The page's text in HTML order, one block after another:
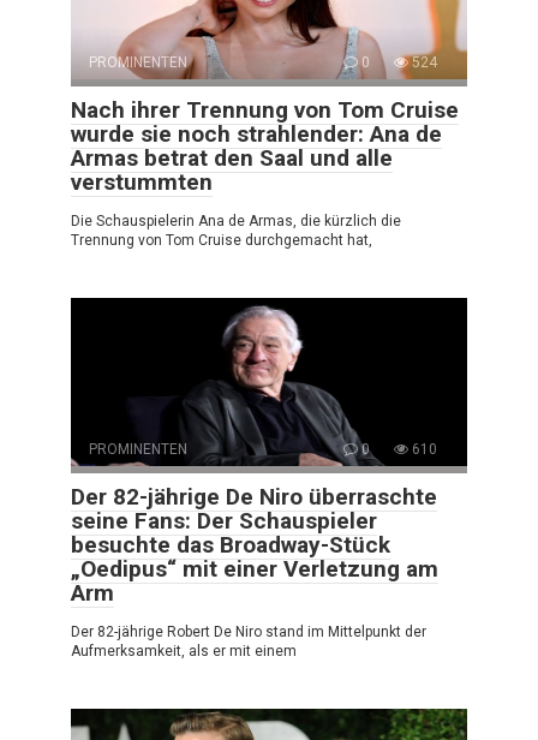
PROMINENTEN 0 524
Nach ihrer Trennung von Tom Cruise
wurde sie noch strahlender: Ana de
Armas betrat den Saal und alle
verstummten
Die Schauspielerin Ana de Armas, die kürzlich die
Trennung von Tom Cruise durchgemacht hat,
PROMINENTEN 0 610
Der 82-jährige De Niro überraschte
seine Fans: Der Schauspieler
besuchte das Broadway-Stück
„Oedipus“ mit einer Verletzung am
Arm
Der 82-jährige Robert De Niro stand im Mittelpunkt der
Aufmerksamkeit, als er mit einem